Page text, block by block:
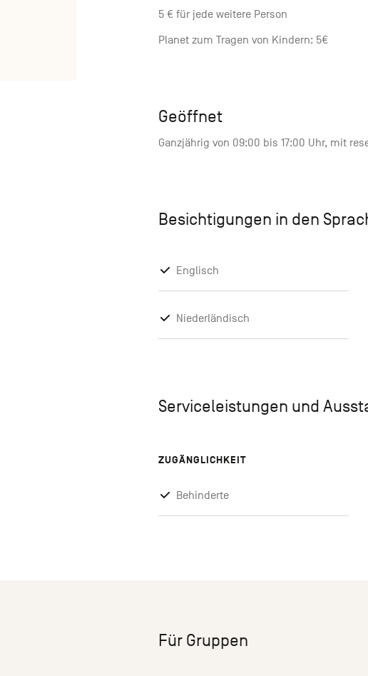
5 € für jede weitere Person
Planet zum Tragen von Kindern: 5€
Geöffnet
Ganzjährig von 09:00 bis 17:00 Uhr, mit
Besichtigungen in den
Englisch
Niederländisch
Serviceleistungen und
ZUGÄNGLICHKEIT
Behinderte
Für Gruppen